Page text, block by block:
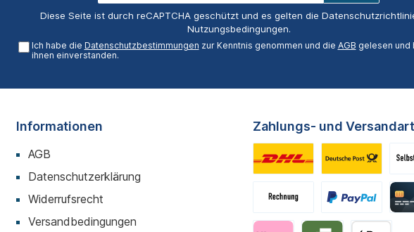
Adresse*
Diese Seite ist durch reCAPTCHA geschützt und es gelten die
Nutzungsbedingungen.
Ich habe die Datenschutzbestimmungen zur Kenntnis genommen und die AGB gelesen und
ihnen einverstanden.
Informationen
AGB
Datenschutzerklärung
Widerrufsrecht
Versandbedingungen
Zahlungs- und